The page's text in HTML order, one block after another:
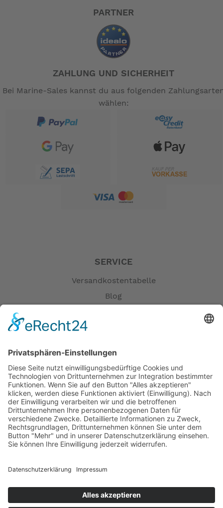
PARTNER
ZAHLUNG UND SICHERHEIT
Bei Marine-Sales kannst du aus folgenden
wählen:
SERVICE
Versandkostentabelle
Blog
Öffnungszeiten
Versandpartner
Verfügbarkeiten
Zahlung und Versand
Datenschutz
Fernabsatz
Widerrufsrecht MS
Widerrufsrecht bei Reparatur
Kontakt